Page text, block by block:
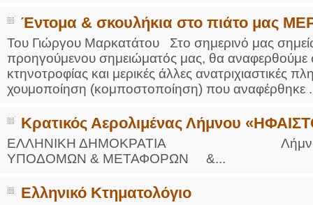
Έντομα & σκουλήκια στο πιάτο μας
Του Γιώργου Μαρκατάτου Στο σημερινό μας
προηγούμενου σημειώματός μας, θα αναφερθούμε
κτηνοτροφίας και μερικές άλλες ανατριχιαστικές
χουμοποίηση (κομποστοποίηση) που αναφέρθηκε
Κρατικός Αερολιμένας Λήμνου
ΕΛΛΗΝΙΚΗ ΔΗΜΟΚΡΑΤΙΑ Λήμνος
ΥΠΟΔΟΜΩΝ & ΜΕΤΑΦΟΡΩΝ &...
Ελληνικό Κτηματολόγιο